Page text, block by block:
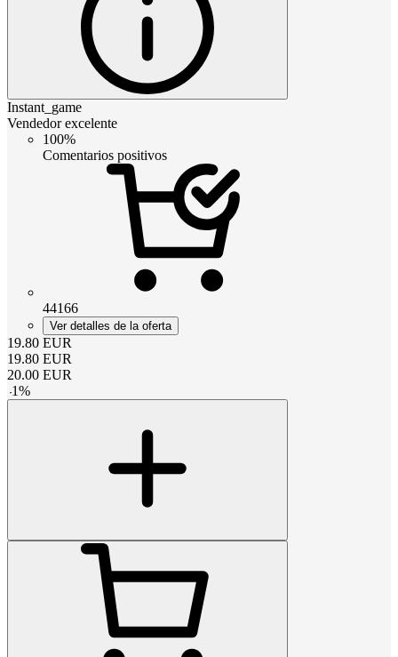
Instant_game
Vendedor excelente
100%
Comentarios positivos
44166
Ver detalles de la oferta
19.80 EUR
19.80 EUR
20.00 EUR
-1%